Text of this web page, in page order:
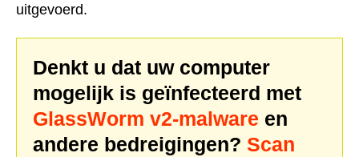
uitgevoerd.
Denkt u dat uw computer
mogelijk is geïnfecteerd met
GlassWorm v2-malware en
andere bedreigingen? Scan